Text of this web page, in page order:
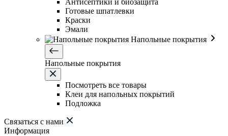
Антисептики и биозащита
Готовые шпатлевки
Краски
Эмали
Напольные покрытия
Напольные покрытия
Посмотреть все товары
Клеи для напольных покрытий
Подложка
Связаться с нами
Информация